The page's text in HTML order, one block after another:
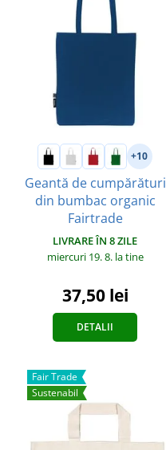
+10
Geantă de cumpărături
din bumbac organic
Fairtrade
LIVRARE ÎN 8 ZILE
miercuri 19. 8. la tine
37,50 lei
DETALII
Fair Trade
Sustenabil